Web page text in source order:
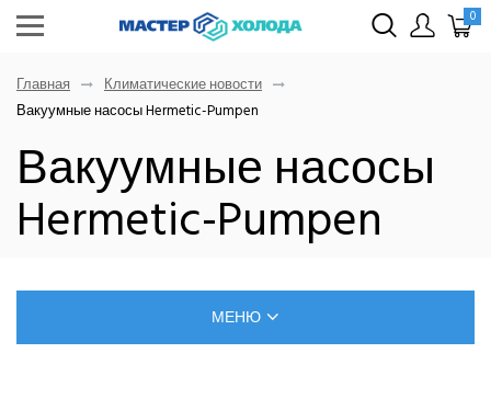
0
Главная
Климатические новости
Вакуумные насосы Hermetic-Pumpen
Вакуумные насосы
Hermetic-Pumpen
МЕНЮ